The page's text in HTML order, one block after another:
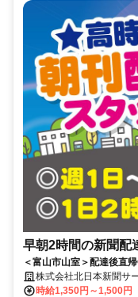
早朝2時間の新聞配
＜富山市山室＞配達後直
分のペースで長く続けや
株式会社北日本新聞サ
時給1,350円～1,500円